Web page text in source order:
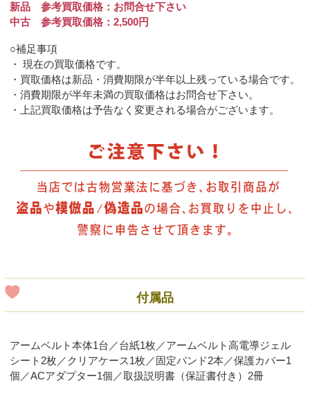
新品 参考買取価格：お問合せ下さい
中古 参考買取価格：2,500円
○補足事項
・ 現在の買取価格です。
・買取価格は新品・消費期限が半年以上残っている場合です。
・消費期限が半年未満の買取価格はお問合せ下さい。
・上記買取価格は予告なく変更される場合がございます。
付属品
アームベルト本体1台／台紙1枚／アームベルト高電導ジェル
シート2枚／クリアケース1枚／固定バンド2本／保護カバー1
個／ACアダプター1個／取扱説明書（保証書付き）2冊